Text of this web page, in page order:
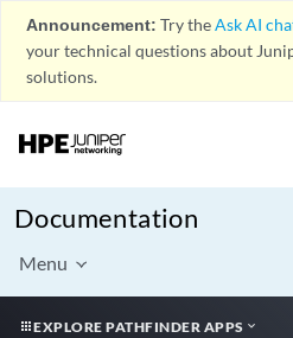
Announcement: Try theAsk AI
your technical questions about
solutions.
Documentation
Menu
EXPLORE PATHFINDER APPS